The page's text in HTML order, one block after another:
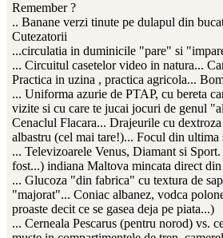
Remember ?
.. Banane verzi tinute pe dulapul din
Cutezatorii
...circulatia in duminicile "pare" si
... Circuitul casetelor video in natura...
Practica in uzina , practica agricola...
... Uniforma azurie de PTAP, cu bereta
vizite si cu care te jucai jocuri de genul
Cenaclul Flacara... Drajeurile cu
albastru (cel mai tare!)... Focul din ultima
... Televizoarele Venus, Diamant si
fost...) indiana Maltova mincata direct
... Glucoza "din fabrica" cu textura de
"majorat"... Coniac albanez, vodca
proaste decit ce se gasea deja pe piata...)
... Cerneala Pescarus (pentru norod) vs.